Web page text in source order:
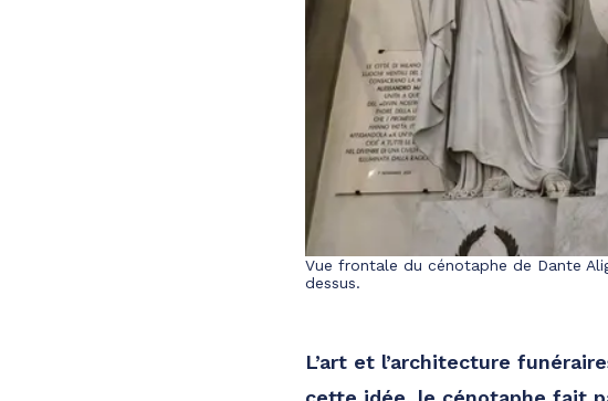
Vue frontale du cénotaphe de Dante
dessus.
L’art et l’architecture